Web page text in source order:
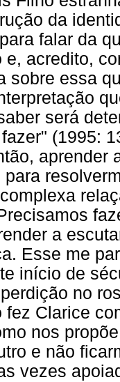
da
falar da
e, acredito,
sobre essa
será
(1995:
aprender
a
Esse me
início de
no
fez Clarice
nos
e não
vezes